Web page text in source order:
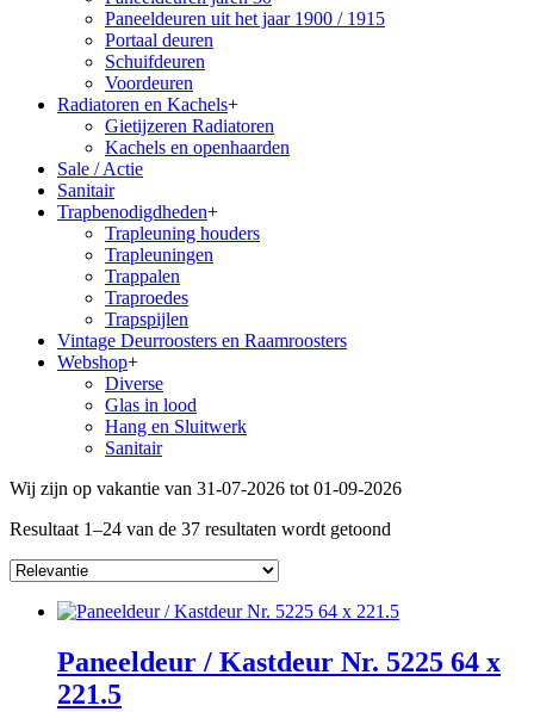
Paneeldeuren uit het jaar 1900 / 1915
Portaal deuren
Schuifdeuren
Voordeuren
Radiatoren en Kachels+
Gietijzeren Radiatoren
Kachels en openhaarden
Sale / Actie
Sanitair
Trapbenodigdheden+
Trapleuning houders
Trapleuningen
Trappalen
Traproedes
Trapspijlen
Vintage Deurroosters en Raamroosters
Webshop+
Diverse
Glas in lood
Hang en Sluitwerk
Sanitair
Wij zijn op vakantie van 31-07-2026 tot 01-09-2026
Resultaat 1–24 van de 37 resultaten wordt getoond
Paneeldeur / Kastdeur Nr. 5225 64 x
221.5